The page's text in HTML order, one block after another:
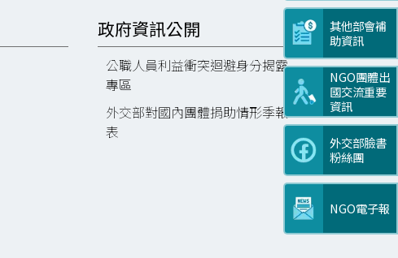
其他部會補
助資訊
NGO團體出
國交流重要
資訊
外交部臉書
粉絲團
NGO電子報
政府資訊公開
公職人員利益衝突迴避身分揭露
專區
外交部對國內團體捐助情形季報
表